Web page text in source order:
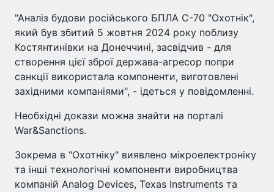
"Аналіз будови російського БПЛА С-70 "Охотнік",
який був збитий 5 жовтня 2024 року поблизу
Костянтинівки на Донеччині, засвідчив - для
створення цієї зброї держава-агресор попри
санкції використала компоненти, виготовлені
західними компаніями", - ідеться у повідомленні.
Необхідні докази можна знайти на порталі
War&Sanctions.
Зокрема в "Охотніку" виявлено мікроелектроніку
та інші технологічні компоненти виробництва
компаній Analog Devices, Texas Instruments та